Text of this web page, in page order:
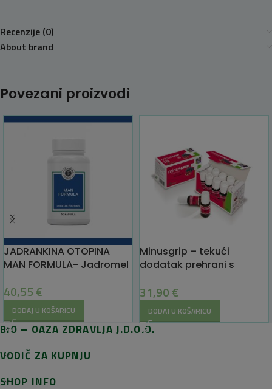
Recenzije (0)
About brand
Povezani proizvodi
JADRANKINA OTOPINA
MAN FORMULA- Jadromel
40,55 €
DODAJ U KOŠARICU
Minusgrip – tekući
dodatak prehrani s
bazge 150ml Soria Natural
31,90 €
DODAJ U KOŠARICU
BIO – OAZA ZDRAVLJA J.D.O.O.
VODIČ ZA KUPNJU
SHOP INFO